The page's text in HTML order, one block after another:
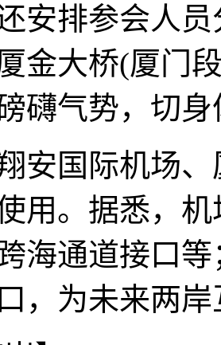
排参会人员
金大桥(厦门
礴气势，切
国际机场、
用。据悉，
海通道接口
，为未来两